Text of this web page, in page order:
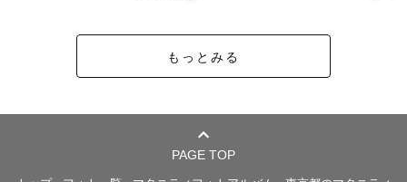
「喜ばれ事の更に向こう側」がある事を知り
私ももっとそこを極めたいと思いました。
ゲストの皆様の健やかなる時も病める時も寄り添えるカメ
ラマンでいたいです。
もっとみる
PAGE TOP